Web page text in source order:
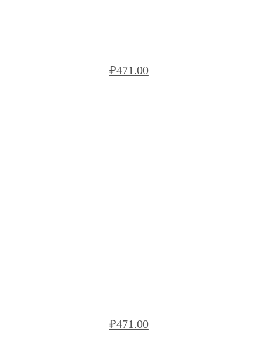
₽471.00
₽471.00